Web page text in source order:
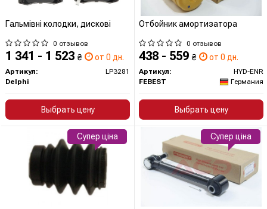
Гальмівні колодки, дискові
0 отзывов
1 341 - 1 523 ₴ от 0 дн.
Артикул:
LP3281
Delphi
Выбрать цену
Отбойник амортизатора
0 отзывов
438 - 559 ₴ от 0 дн.
Артикул:
HYD-ENR
FEBEST
Германия
Выбрать цену
Супер ціна Супер ціна